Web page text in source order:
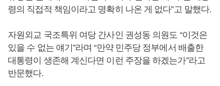
령의 직접적 책임이라고 명확히 나온 게 없다”고 말했다.
자원외교 국조특위 여당 간사인 권성동 의원도 “이것은
있을 수 없는 얘기”라며 “만약 민주당 정부에서 배출한
대통령이 생존해 계신다면 이런 주장을 하겠는가”라고
반문했다.